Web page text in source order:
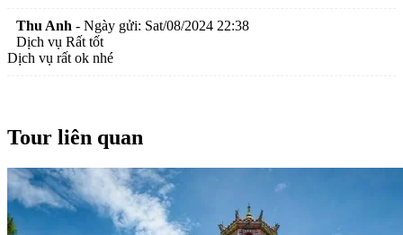
Thu Anh - Ngày gửi: Sat/08/2024 22:38
Dịch vụ Rất tốt
Dịch vụ rất ok nhé
Tour liên quan